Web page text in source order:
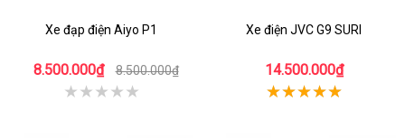
Xe đạp điện Aiyo P1
8.500.000₫ 8.500.000₫
Xe điện JVC G9 SURI
14.500.000₫